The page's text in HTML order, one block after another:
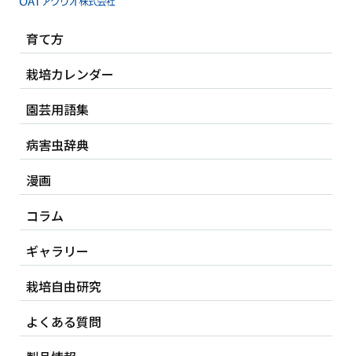
育て方
栽培カレンダー
園芸用語集
病害虫辞典
漫画
コラム
ギャラリー
栽培自由研究
よくある質問